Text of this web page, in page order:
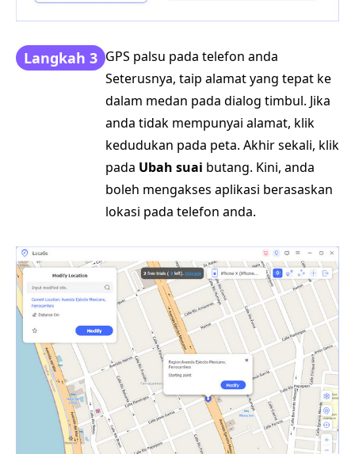
Langkah 3 GPS palsu pada telefon anda
Seterusnya, taip alamat yang tepat ke
dalam medan pada dialog timbul. Jika
anda tidak mempunyai alamat, klik
kedudukan pada peta. Akhir sekali, klik
pada Ubah suai butang. Kini, anda
boleh mengakses aplikasi berasaskan
lokasi pada telefon anda.